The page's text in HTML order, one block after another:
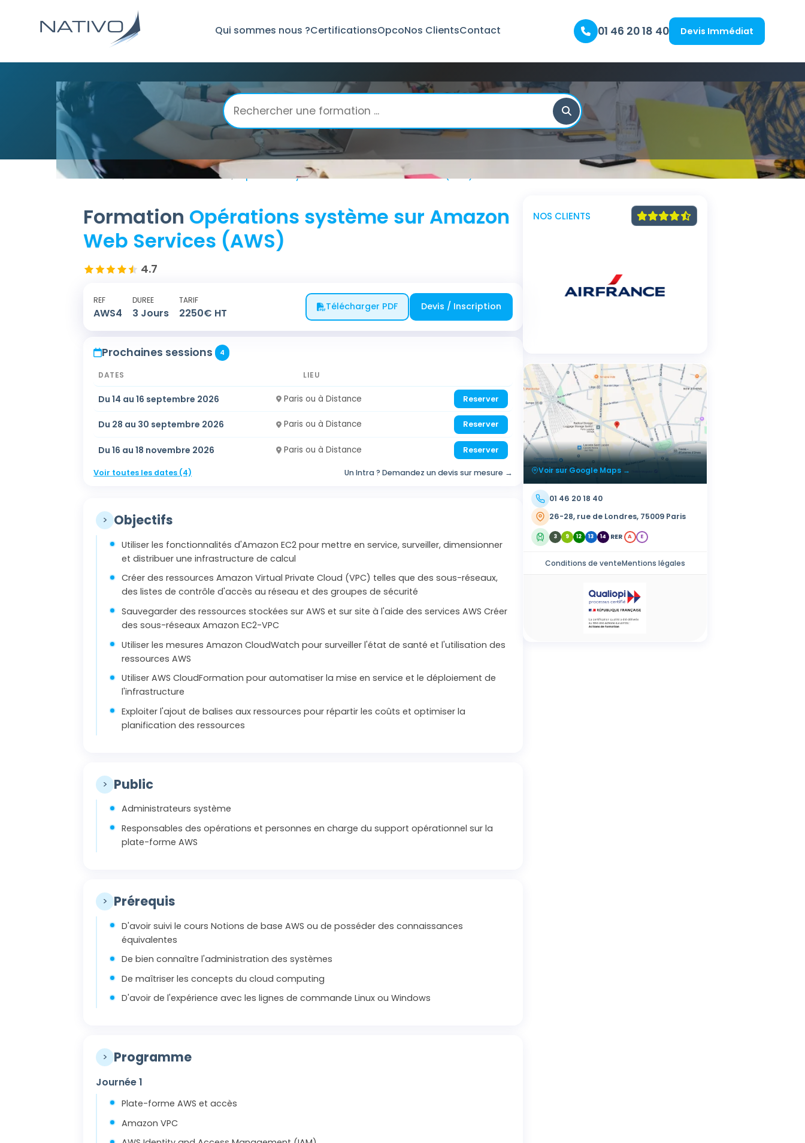
Qui sommes nous ?CertificationsOpcoNos ClientsContact 01 46 20 18 40 Devis Immédiat
Accueil Amazon Web Services Opérations système sur Amazon Web Services (AWS)
Formation Opérations système sur Amazon
Web Services (AWS)
4.7
REF
AWS4
DUREE
3 Jours
TARIF
2250€ HT Télécharger PDF Devis / Inscription
Prochaines sessions 4
DATES LIEU
Du 14 au 16 septembre 2026 Paris ou à Distance Reserver
Du 28 au 30 septembre 2026 Paris ou à Distance Reserver
Du 16 au 18 novembre 2026 Paris ou à Distance Reserver
Voir toutes les dates (4) Un Intra ? Demandez un devis sur mesure →
> Objectifs
Utiliser les fonctionnalités d'Amazon EC2 pour mettre en service, surveiller, dimensionner
et distribuer une infrastructure de calcul
Créer des ressources Amazon Virtual Private Cloud (VPC) telles que des sous-réseaux,
des listes de contrôle d'accès au réseau et des groupes de sécurité
Sauvegarder des ressources stockées sur AWS et sur site à l'aide des services AWS Créer
des sous-réseaux Amazon EC2-VPC
Utiliser les mesures Amazon CloudWatch pour surveiller l'état de santé et l'utilisation des
ressources AWS
Utiliser AWS CloudFormation pour automatiser la mise en service et le déploiement de
l'infrastructure
Exploiter l'ajout de balises aux ressources pour répartir les coûts et optimiser la
planification des ressources
> Public
Administrateurs système
Responsables des opérations et personnes en charge du support opérationnel sur la
plate-forme AWS
> Prérequis
D'avoir suivi le cours Notions de base AWS ou de posséder des connaissances
équivalentes
De bien connaître l'administration des systèmes
De maîtriser les concepts du cloud computing
D'avoir de l'expérience avec les lignes de commande Linux ou Windows
> Programme
Journée 1
Plate-forme AWS et accès
Amazon VPC
NOS CLIENTS
Voir sur Google Maps →
01 46 20 18 40
26-28, rue de Londres, 75009 Paris
3 9 12 13 14 RER A E
Conditions de venteMentions légales